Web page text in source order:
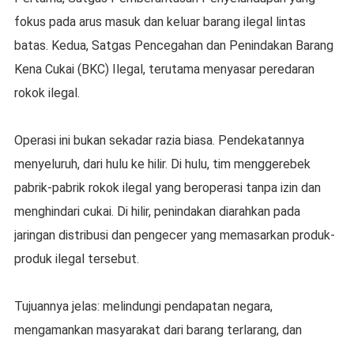
fokus pada arus masuk dan keluar barang ilegal lintas
batas. Kedua, Satgas Pencegahan dan Penindakan Barang
Kena Cukai (BKC) Ilegal, terutama menyasar peredaran
rokok ilegal.
Operasi ini bukan sekadar razia biasa. Pendekatannya
menyeluruh, dari hulu ke hilir. Di hulu, tim menggerebek
pabrik-pabrik rokok ilegal yang beroperasi tanpa izin dan
menghindari cukai. Di hilir, penindakan diarahkan pada
jaringan distribusi dan pengecer yang memasarkan produk-
produk ilegal tersebut.
Tujuannya jelas: melindungi pendapatan negara,
mengamankan masyarakat dari barang terlarang, dan